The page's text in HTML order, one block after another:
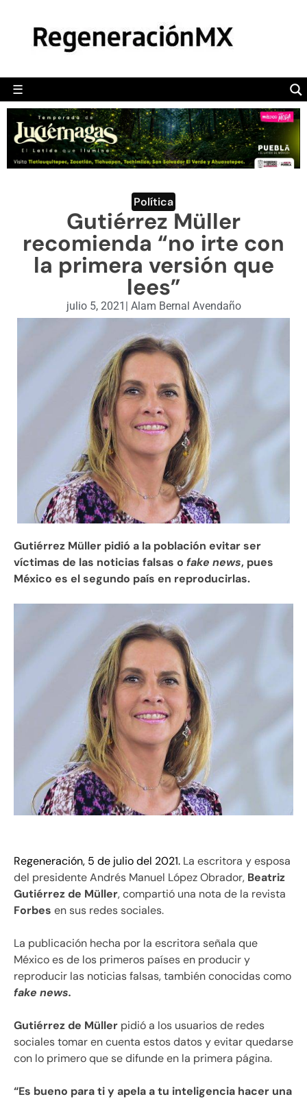
☰
POLÍTICA
CAMALEÓN
OPINIÓN
DEPORTES
ENGLISH SECTION
VIDEOS
Política
Gutiérrez Müller
recomienda “no irte con
la primera versión que
lees”
julio 5, 2021 | Alam Bernal Avendaño
Gutiérrez Müller pidió a la población evitar ser
víctimas de las noticias falsas o fake news, pues
México es el segundo país en reproducirlas.
Regeneración, 5 de julio del 2021. La escritora y esposa
del presidente Andrés Manuel López Obrador, Beatriz
Gutiérrez de Müller, compartió una nota de la revista
Forbes en sus redes sociales.
La publicación hecha por la escritora señala que
México es de los primeros países en producir y
reproducir las noticias falsas, también conocidas como
fake news.
Gutiérrez de Müller pidió a los usuarios de redes
sociales tomar en cuenta estos datos y evitar quedarse
con lo primero que se difunde en la primera página.
“Es bueno para ti y apela a tu inteligencia hacer una